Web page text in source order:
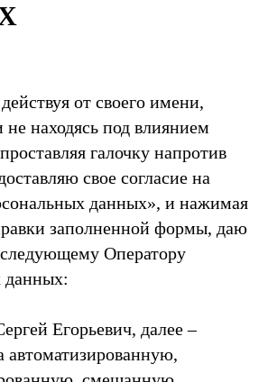
от своего имени,
не находясь под влиянием
галочку напротив
свое согласие на
данных», и нажимая
заполненной формы, даю
следующему Оператору
данных:
Егорьевич, далее –
автоматизированную,